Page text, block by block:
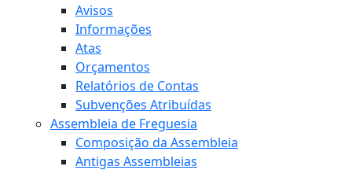
Avisos
Informações
Atas
Orçamentos
Relatórios de Contas
Subvenções Atribuídas
Assembleia de Freguesia
Composição da Assembleia
Antigas Assembleias